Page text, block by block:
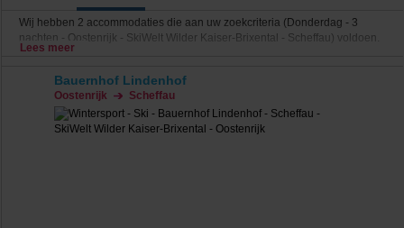
Wij hebben 2 accommodaties die aan uw zoekcriteria (Donderdag - 3
nachten - Oostenrijk - SkiWelt Wilder Kaiser-Brixental - Scheffau) voldoen.
Lees meer
Bauernhof Lindenhof
Oostenrijk Scheffau